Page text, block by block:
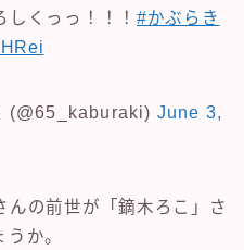
くっっ！！！ #かぶらき
(@65_kaburaki) June 3,
んの前世が「鏑木ろこ」さ
か。